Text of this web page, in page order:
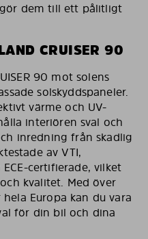
dem till ett pålitligt
CRUISER 90
90 mot solens
solskyddspaneler.
värme och UV-
interiören sval och
inredning från skadlig
av VTI,
certifierade, vilket
kvalitet. Med över
Europa kan du vara
för din bil och dina